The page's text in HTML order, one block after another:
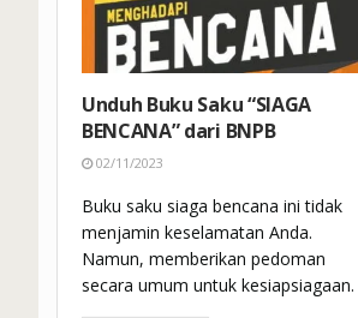
Unduh Buku Saku “SIAGA
BENCANA” dari BNPB
02/11/2023
Buku saku siaga bencana ini tidak
menjamin keselamatan Anda.
Namun, memberikan pedoman
secara umum untuk kesiapsiagaan.